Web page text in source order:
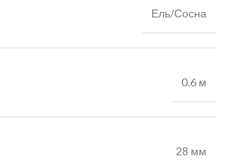
Ель/Сосна
0.6 м
28 мм